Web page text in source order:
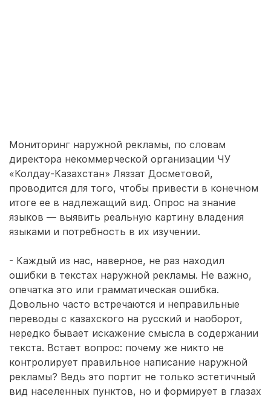
Мониторинг наружной рекламы, по словам
директора некоммерческой организации ЧУ
«Колдау-Казахстан» Ляззат Досметовой,
проводится для того, чтобы привести в конечном
итоге ее в надлежащий вид. Опрос на знание
языков — выявить реальную картину владения
языками и потребность в их изучении.
- Каждый из нас, наверное, не раз находил
ошибки в текстах наружной рекламы. Не важно,
опечатка это или грамматическая ошибка.
Довольно часто встречаются и неправильные
переводы с казахского на русский и наоборот,
нередко бывает искажение смысла в содержании
текста. Встает вопрос: почему же никто не
контролирует правильное написание наружной
рекламы? Ведь это портит не только эстетичный
вид населенных пунктов, но и формирует в глазах